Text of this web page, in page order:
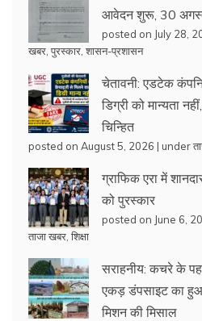
आवेदन शुरू, 30
posted on July 28,
खबर पुरस्कार शासन-प्रशासन
चेतावनी: एडटेक
डिग्री को मान्यता
चिन्हित
posted on August 5, 2026 | under
ग्राफिक एरा में
को पुरस्कार
posted on June 6,
ताजा खबर शिक्षा
सराहनीय: कचरे के
एकड़ डंपसाइट का
मिशन की मिसाल